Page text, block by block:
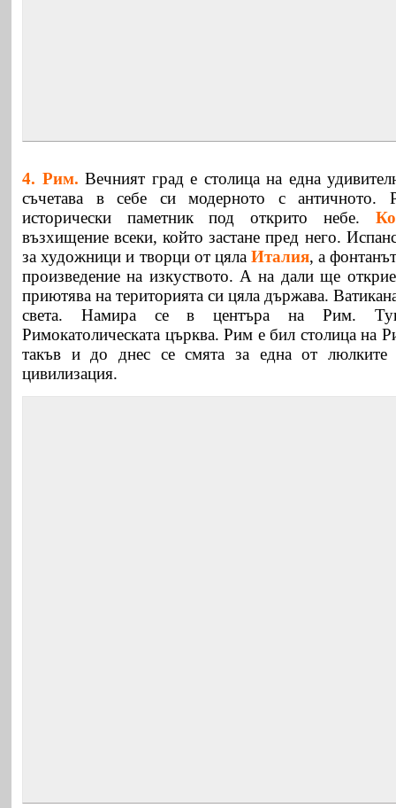
4. Рим. Вечният град е столица на една
съчетава в себе си модерното с античното.
исторически паметник под открито небе.
възхищение всеки, който застане пред него.
за художници и творци от цяла Италия, а
произведение на изкуството. А на дали ще
приютява на територията си цяла държава.
света. Намира се в центъра на Рим.
Римокатолическата църква. Рим е бил столица на
такъв и до днес се смята за една от люлките
цивилизация.